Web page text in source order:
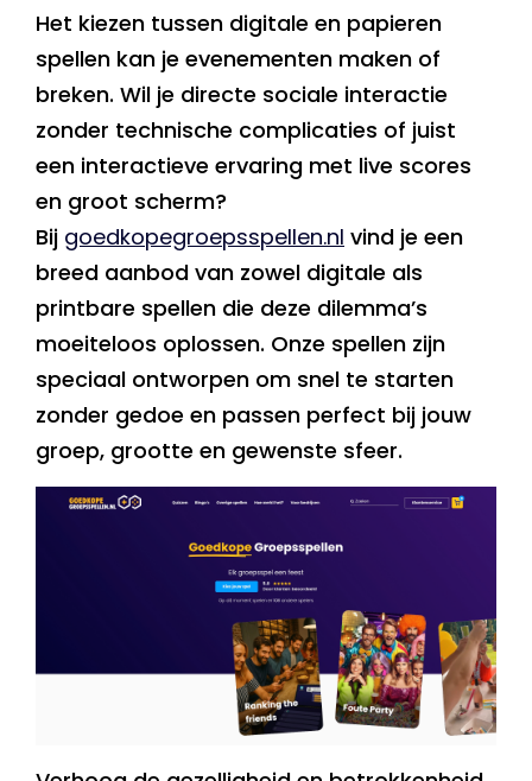
Het kiezen tussen digitale en papieren
spellen kan je evenementen maken of
breken. Wil je directe sociale interactie
zonder technische complicaties of juist
een interactieve ervaring met live scores
en groot scherm?
Bij goedkopegroepsspellen.nl vind je een
breed aanbod van zowel digitale als
printbare spellen die deze dilemma’s
moeiteloos oplossen. Onze spellen zijn
speciaal ontworpen om snel te starten
zonder gedoe en passen perfect bij jouw
groep, grootte en gewenste sfeer.